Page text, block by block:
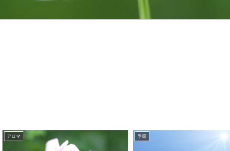
アロマ 季節